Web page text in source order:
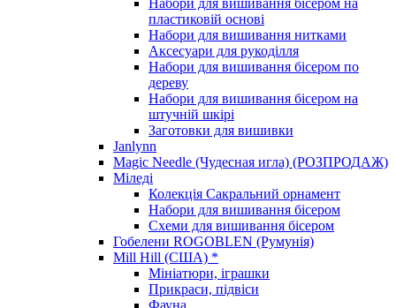
пластиковій основі
Набори для вишивання нитками
Аксесуари для рукоділля
Набори для вишивання бісером по
дереву
Набори для вишивання бісером на
штучній шкірі
Заготовки для вишивки
Janlynn
Magic Needle (Чудесная игла) (РОЗПРОДАЖ)
Міледі
Колекція Сакральний орнамент
Набори для вишивання бісером
Схеми для вишивання бісером
Гобелени ROGOBLEN (Румунія)
Mill Hill (США) *
Мініатюри, іграшки
Прикраси, підвіси
Фауна